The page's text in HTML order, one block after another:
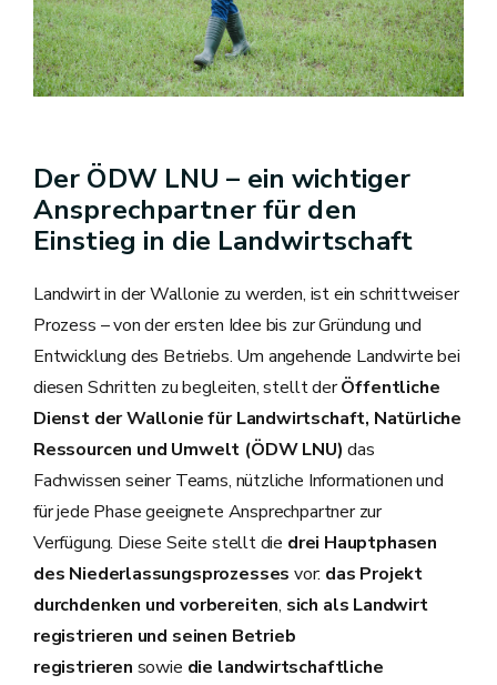
Der ÖDW LNU – ein wichtiger
Ansprechpartner für den
Einstieg in die Landwirtschaft
Landwirt in der Wallonie zu werden, ist ein schrittweiser
Prozess – von der ersten Idee bis zur Gründung und
Entwicklung des Betriebs. Um angehende Landwirte bei
diesen Schritten zu begleiten, stellt derÖffentliche
Dienst der Wallonie für Landwirtschaft, Natürliche
Ressourcen und Umwelt (ÖDW LNU) das
Fachwissen seiner Teams, nützliche Informationen und
für jede Phase geeignete Ansprechpartner zur
Verfügung. Diese Seite stellt die drei Hauptphasen
des Niederlassungsprozesses vor: das Projekt
durchdenken und vorbereiten, sich als Landwirt
registrieren und seinen Betrieb
registrieren sowie die landwirtschaftliche